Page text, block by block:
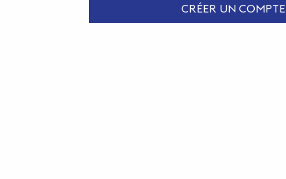
CRÉER UN COMPTE